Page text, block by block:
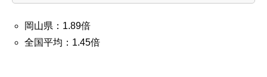
岡山県：1.89倍
全国平均：1.45倍